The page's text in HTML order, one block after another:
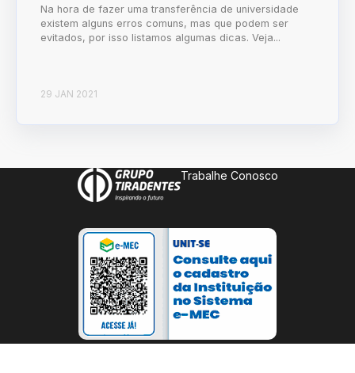
Na hora de fazer uma transferência de universidade
existem alguns erros comuns, mas que podem ser
evitados, por isso listamos algumas dicas. Veja...
29 JAN 2021
Trabalhe Conosco